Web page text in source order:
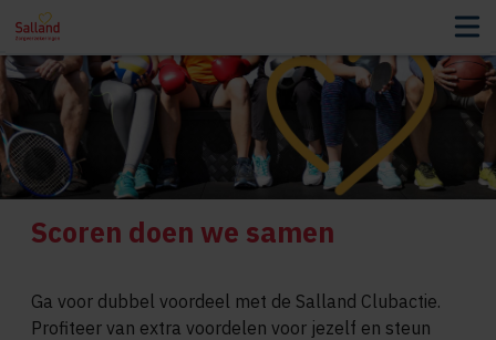
Scoren doen we samen
Ga voor dubbel voordeel met de Salland Clubactie.
Profiteer van extra voordelen voor jezelf en steun